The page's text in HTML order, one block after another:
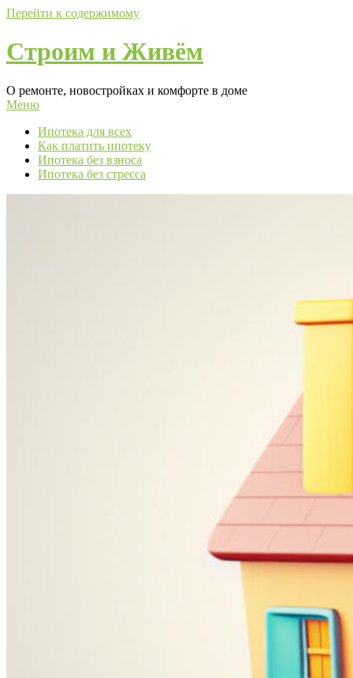
Перейти к содержимому
Строим и Живём
О ремонте, новостройках и комфорте в доме
Меню
Ипотека для всех
Как платить ипотеку
Ипотека без взноса
Ипотека без стресса